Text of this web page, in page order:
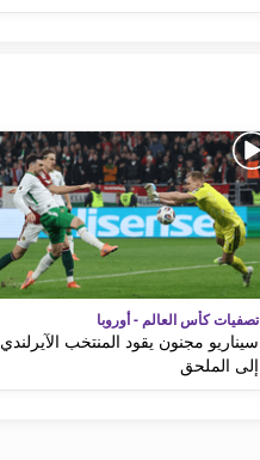
تصفيات كأس العالم - أوروبا
سيناريو مجنون يقود المنتخب الآيرلندي
إلى الملحق